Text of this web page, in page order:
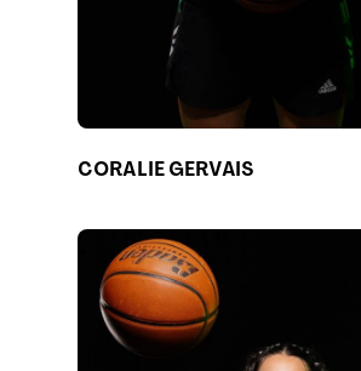
CORALIE GERVAIS